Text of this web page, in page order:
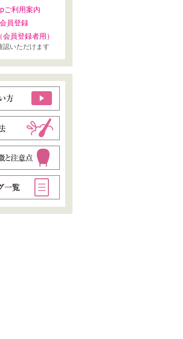
ご利用案内
員登録
員登録者用）
認いただけます